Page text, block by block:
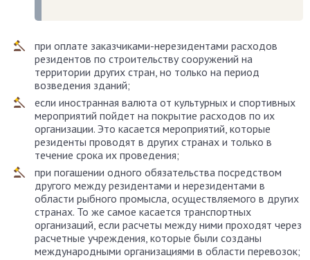
при оплате заказчиками-нерезидентами расходов
резидентов по строительству сооружений на
территории других стран, но только на период
возведения зданий;
если иностранная валюта от культурных и спортивных
мероприятий пойдет на покрытие расходов по их
организации. Это касается мероприятий, которые
резиденты проводят в других странах и только в
течение срока их проведения;
при погашении одного обязательства посредством
другого между резидентами и нерезидентами в
области рыбного промысла, осуществляемого в других
странах. То же самое касается транспортных
организаций, если расчеты между ними проходят через
расчетные учреждения, которые были созданы
международными организациями в области перевозок;